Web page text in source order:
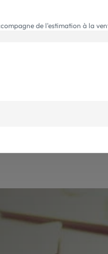
de l'estimation à la